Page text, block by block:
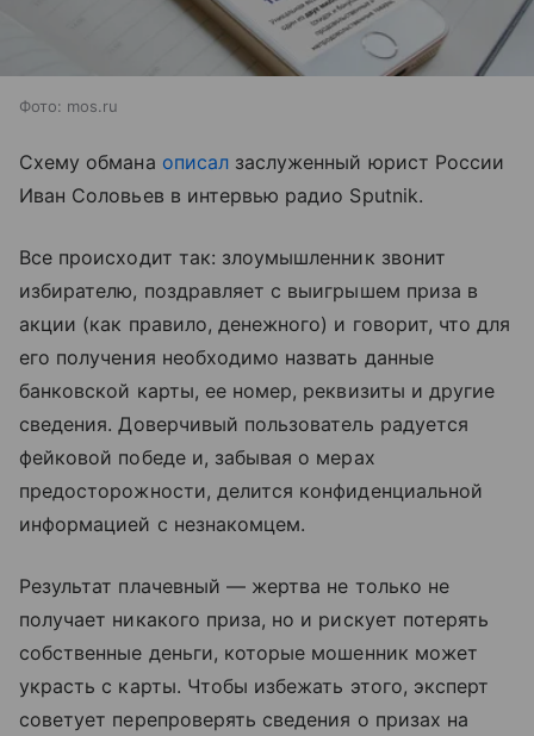
Фото: mos.ru
Схему обмана описалзаслуженный юрист России
Иван Соловьев в интервью радио Sputnik.
Все происходит так: злоумышленник звонит
избирателю, поздравляет с выигрышем приза в
акции (как правило, денежного) и говорит, что для
его получения необходимо назвать данные
банковской карты, ее номер, реквизиты и другие
сведения. Доверчивый пользователь радуется
фейковой победе и, забывая о мерах
предосторожности, делится конфиденциальной
информацией с незнакомцем.
Результат плачевный — жертва не только не
получает никакого приза, но и рискует потерять
собственные деньги, которые мошенник может
украсть с карты. Чтобы избежать этого, эксперт
советует перепроверять сведения о призах на